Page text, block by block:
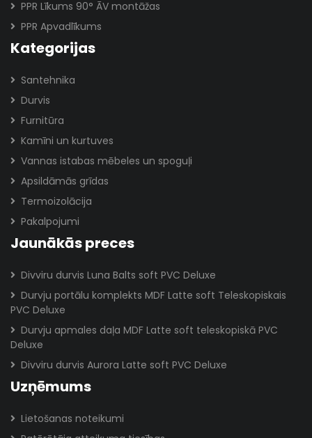
PPR Līkums 90° ĀV montāžas
PPR Apvadlīkums
Kategorijas
Santehnika
Durvis
Furnitūra
Kamīni un kurtuves
Vannas istabas mēbeles un spoguļi
Apsildāmās grīdas
Termoizolācija
Pakalpojumi
Jaunākās preces
Divviru durvis Luna Balts soft PVC Deluxe
Durvju portālu komplekts MDF Latte soft Teleskopiskais
PVC Deluxe
Durvju apmales daļa MDF Latte soft teleskopiskā PVC
Deluxe
Divviru durvis Aurora Latte soft PVC Deluxe
Uzņēmums
Lietošanas noteikumi